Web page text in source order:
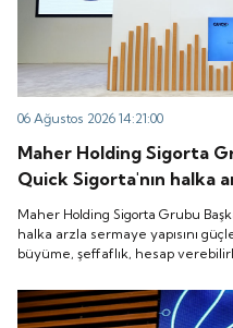
06 Ağustos 2026 14:21:00
Maher Holding Sigorta
Quick Sigorta'nın halka
güçlendirmenin yanı
şeffaflık, hesap
alanlarında yeni bir
Maher Holding Sigorta Grubu
halka arzla sermaye yapısını
büyüme, şeffaflık, hesap